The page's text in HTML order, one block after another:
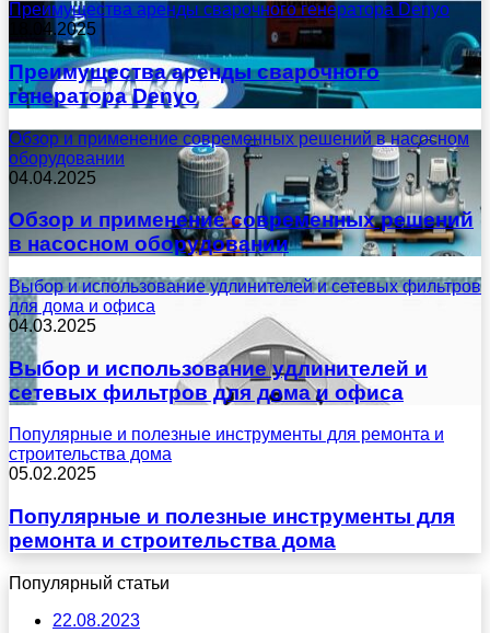
Преимущества аренды сварочного генератора Denyo
18.04.2025
Преимущества аренды сварочного
генератора Denyo
Обзор и применение современных решений в насосном
оборудовании
04.04.2025
Обзор и применение современных решений
в насосном оборудовании
Выбор и использование удлинителей и сетевых фильтров
для дома и офиса
04.03.2025
Выбор и использование удлинителей и
сетевых фильтров для дома и офиса
Популярные и полезные инструменты для ремонта и
строительства дома
05.02.2025
Популярные и полезные инструменты для
ремонта и строительства дома
Популярный статьи
22.08.2023